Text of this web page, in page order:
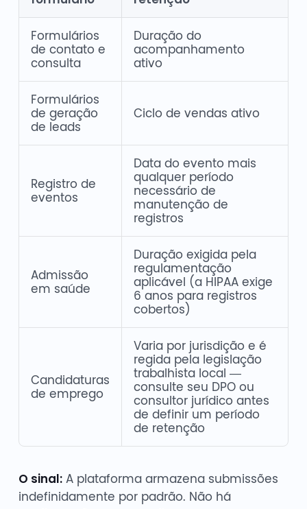
Formulários
de contato e
consulta
Duração do
acompanhamento
ativo
Formulários
de geração
de leads
Ciclo de vendas ativo
Registro de
eventos
Data do evento mais
qualquer período
necessário de
manutenção de
registros
Admissão
em saúde
Duração exigida pela
regulamentação
aplicável (a HIPAA exige
6 anos para registros
cobertos)
Candidaturas
de emprego
Varia por jurisdição e é
regida pela legislação
trabalhista local —
consulte seu DPO ou
consultor jurídico antes
de definir um período
de retenção
O sinal:A plataforma armazena submissões
indefinidamente por padrão. Não há